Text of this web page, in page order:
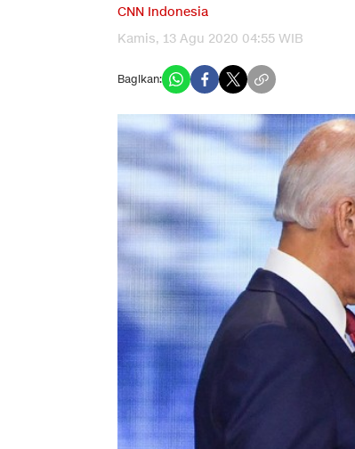
CNN Indonesia
Kamis, 13 Agu 2020 04:55 WIB
Bagikan: